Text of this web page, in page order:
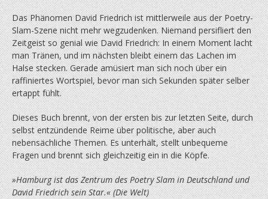
Das Phänomen David Friedrich ist mittlerweile aus der Poetry-
Slam-Szene nicht mehr wegzudenken. Niemand persifliert den
Zeitgeist so genial wie David Friedrich: In einem Moment lacht
man Tränen, und im nächsten bleibt einem das Lachen im
Halse stecken. Gerade amüsiert man sich noch über ein
raffiniertes Wortspiel, bevor man sich Sekunden später selber
ertappt fühlt.
Dieses Buch brennt, von der ersten bis zur letzten Seite, durch
selbst entzündende Reime über politische, aber auch
nebensächliche Themen. Es unterhält, stellt unbequeme
Fragen und brennt sich gleichzeitig ein in die Köpfe.
»Hamburg ist das Zentrum des Poetry Slam in Deutschland und
David Friedrich sein Star.« (Die Welt)